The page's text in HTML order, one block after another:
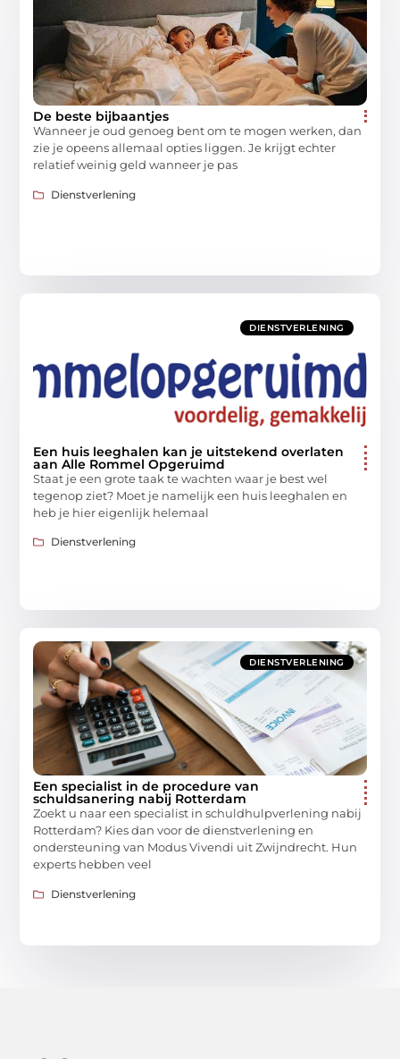
De beste bijbaantjes
Wanneer je oud genoeg bent om te mogen werken, dan
zie je opeens allemaal opties liggen. Je krijgt echter
relatief weinig geld wanneer je pas
Dienstverlening
DIENSTVERLENING
Een huis leeghalen kan je uitstekend overlaten
aan Alle Rommel Opgeruimd
Staat je een grote taak te wachten waar je best wel
tegenop ziet? Moet je namelijk een huis leeghalen en
heb je hier eigenlijk helemaal
Dienstverlening
DIENSTVERLENING
Een specialist in de procedure van
schuldsanering nabij Rotterdam
Zoekt u naar een specialist in schuldhulpverlening nabij
Rotterdam? Kies dan voor de dienstverlening en
ondersteuning van Modus Vivendi uit Zwijndrecht. Hun
experts hebben veel
Dienstverlening